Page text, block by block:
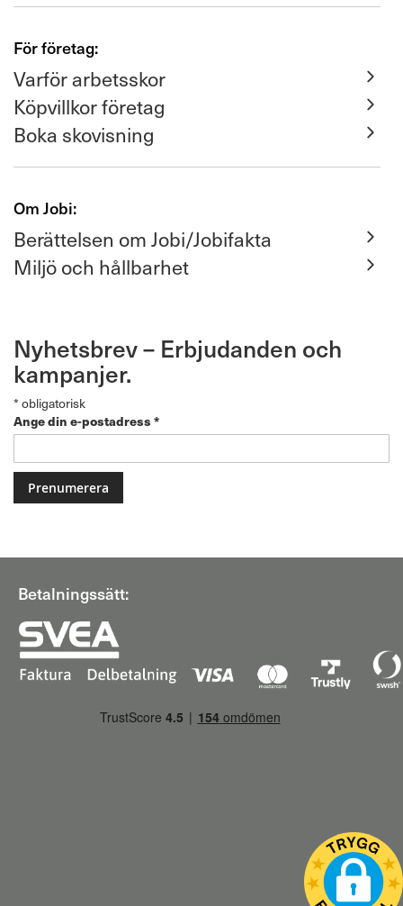
För företag:
Varför arbetsskor
Köpvillkor företag
Boka skovisning
Om Jobi:
Berättelsen om Jobi/Jobifakta
Miljö och hållbarhet
Nyhetsbrev – Erbjudanden och
kampanjer.
* obligatorisk
Ange din e-postadress *
Betalningssätt: